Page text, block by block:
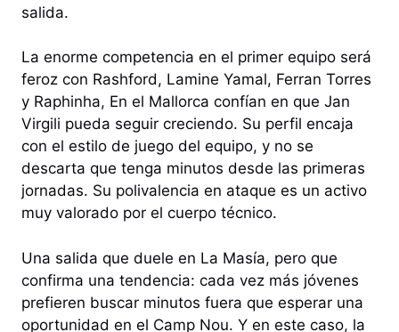
salida.
La enorme competencia en el primer equipo será
feroz con Rashford, Lamine Yamal, Ferran Torres
y Raphinha, En el Mallorca confían en que Jan
Virgili pueda seguir creciendo. Su perfil encaja
con el estilo de juego del equipo, y no se
descarta que tenga minutos desde las primeras
jornadas. Su polivalencia en ataque es un activo
muy valorado por el cuerpo técnico.
Una salida que duele en La Masía, pero que
confirma una tendencia: cada vez más jóvenes
prefieren buscar minutos fuera que esperar una
oportunidad en el Camp Nou. Y en este caso, la